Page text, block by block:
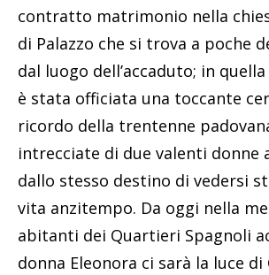
contratto matrimonio nella
di Palazzo che si trova a poche
dal luogo dell’accaduto; in
è stata officiata una toccante
ricordo della trentenne
intrecciate di due valenti donne
dallo stesso destino di vedersi
vita anzitempo. Da oggi nella
abitanti dei Quartieri Spagnoli
donna Eleonora ci sarà la luce di